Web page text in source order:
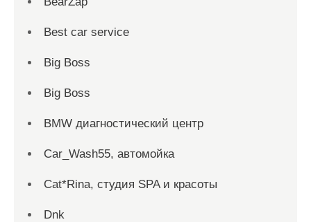
Best car service
Big Boss
Big Boss
BMW диагностический центр
Car_Wash55, автомойка
Cat*Rina, студия SPA и красоты
Dnk